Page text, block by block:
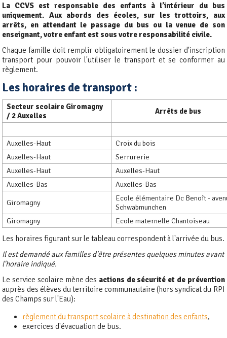
La CCVS est responsable des enfants à l’intérieur du bus
uniquement. Aux abords des écoles, sur les trottoirs, aux
arrêts, en attendant le passage du bus ou la venue de son
enseignant, votre enfant est sous votre responsabilité civile.
Chaque famille doit remplir obligatoirement le dossier d'inscription
transport pour pouvoir l'utiliser le transport et se conformer au
règlement.
Les horaires de transport :
Secteur scolaire Giromagny
/ 2 Auxelles
Arrêts de bus
Auxelles-Haut
Croix du bois
Auxelles-Haut
Serrurerie
Auxelles-Haut
Auxelles-Haut
Auxelles-Bas
Auxelles-Bas
Giromagny
Ecole élémentaire Dc Benoît -
Schwabmunchen
Giromagny
Ecole maternelle Chantoiseau
Les horaires figurant sur le tableau correspondent à l'arrivée du bus.
Il est demandé aux familles d'être présentes quelques minutes avant
l'horaire indiqué.
Le service scolaire mène des actions de sécurité et de prévention
auprès des élèves du territoire communautaire (hors syndicat du RPI
des Champs sur l'Eau):
règlement du transport scolaire à destination des enfants,
exercices d'évacuation de bus.